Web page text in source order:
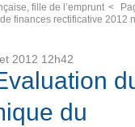
fille de l’emprunt
finances rectificative 2012
2012 12h42
du